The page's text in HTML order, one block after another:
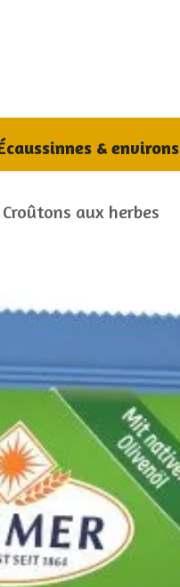
& environs
Croûtons aux herbes